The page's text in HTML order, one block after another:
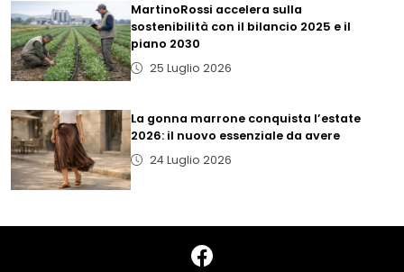
MartinoRossi accelera sulla
sostenibilità con il bilancio 2025 e il
piano 2030
25 Luglio 2026
La gonna marrone conquista l’estate
2026: il nuovo essenziale da avere
24 Luglio 2026